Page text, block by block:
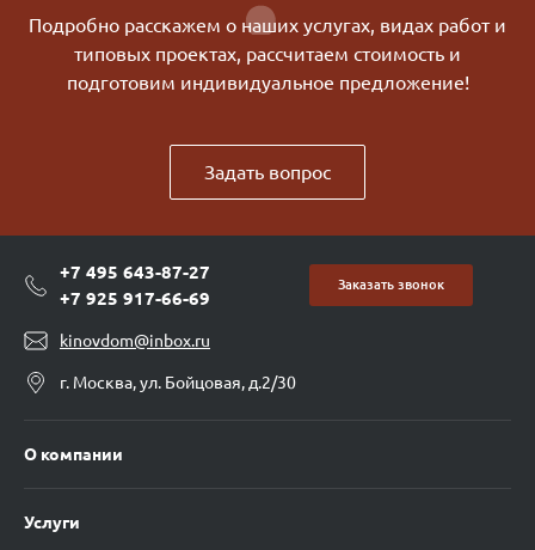
Подробно расскажем о наших услугах, видах работ и
типовых проектах, рассчитаем стоимость и
подготовим индивидуальное предложение!
Задать вопрос
+7 495 643-87-27
+7 925 917-66-69
Заказать звонок
kinovdom@inbox.ru
г. Москва, ул. Бойцовая, д.2/30
О компании
Услуги